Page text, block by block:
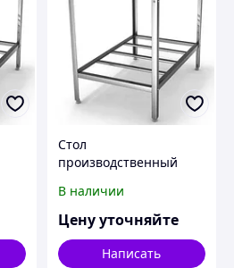
Стол
производственный
без полки ASKitchen
ASKO-6/6Б
В наличии
Цену уточняйте
Написать